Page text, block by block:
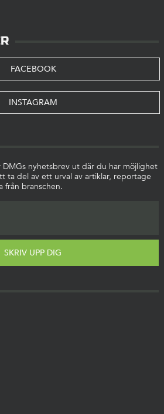
FACEBOOK
INSTAGRAM
DMGs nyhetsbrev ut där du har möjlighet
ta del av ett urval av artiklar, reportage
från branschen.
SKRIV UPP DIG